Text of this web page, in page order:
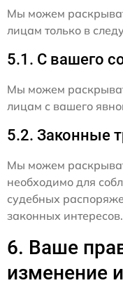
Мы можем
лицам только в
5.1. С вашего
Мы можем
лицам с вашего
5.2. Законные
Мы можем
необходимо для
судебных
законных интересов.
6. Ваше
изменение